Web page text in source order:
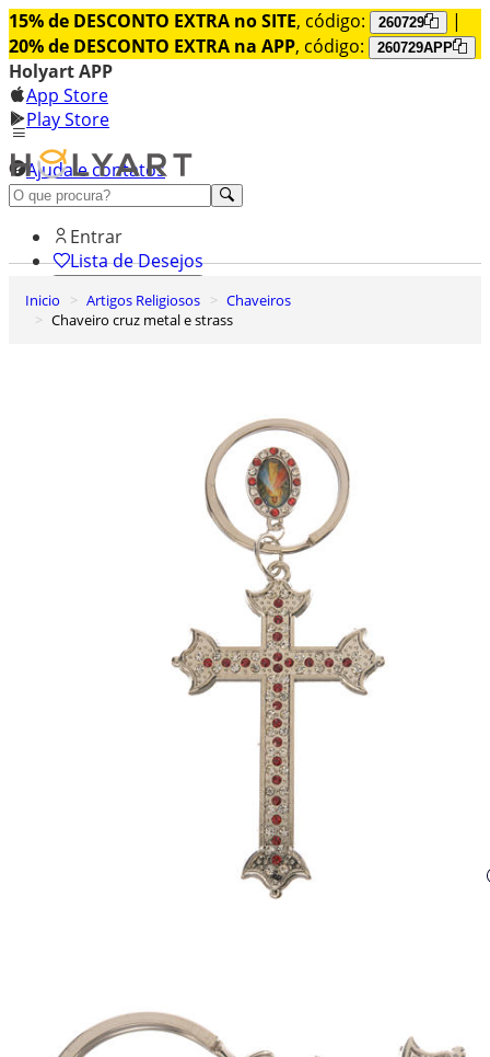
15% de DESCONTO EXTRA no SITE, código: 260729
|
20% de DESCONTO EXTRA na APP, código: 260729APP
Holyart APP
App Store
Play Store
Ajuda e contatos
Conheça premium
Entrar
Lista de Desejos
0
Carrinho de Compras
Inicio Artigos Religiosos
Chaveiros
Chaveiro cruz metal e strass